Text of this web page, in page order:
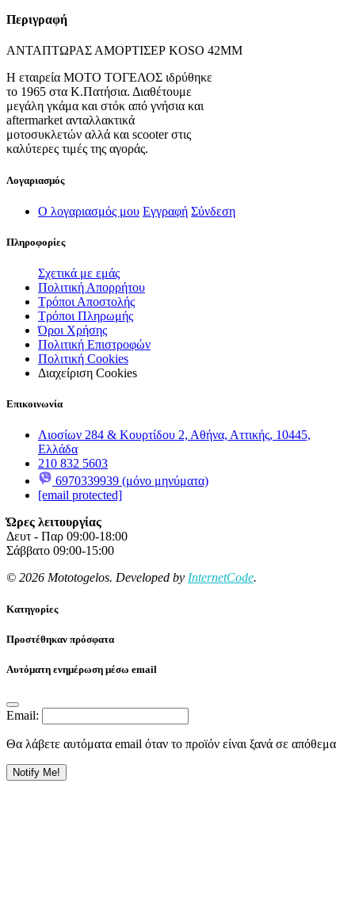
Περιγραφή
ΑΝΤΑΠΤΩΡΑΣ ΑΜΟΡΤΙΣΕΡ KOSO 42MM
Η εταιρεία ΜΟΤΟ ΤΟΓΕΛΟΣ ιδρύθηκε
το 1965 στα Κ.Πατήσια. Διαθέτουμε
μεγάλη γκάμα και στόκ από γνήσια και
aftermarket ανταλλακτικά
μοτοσυκλετών αλλά και scooter στις
καλύτερες τιμές της αγοράς.
Λογαριασμός
Ο λογαριασμός μου Εγγραφή Σύνδεση
Πληροφορίες
Σχετικά με εμάς
Πολιτική Απορρήτου
Τρόποι Αποστολής
Τρόποι Πληρωμής
Όροι Χρήσης
Πολιτική Επιστροφών
Πολιτική Cookies
Διαχείριση Cookies
Επικοινωνία
Λιοσίων 284 & Κουρτίδου 2, Αθήνα, Αττικής, 10445,
Ελλάδα
210 832 5603
6970339939 (μόνο μηνύματα)
[email protected]
Ώρες λειτουργίας
Δευτ - Παρ 09:00-18:00
Σάββατο 09:00-15:00
© 2026 Mototogelos. Developed by InternetCode.
Κατηγορίες
Προστέθηκαν πρόσφατα
Αυτόματη ενημέρωση μέσω email
Email:
Θα λάβετε αυτόματα email όταν το προϊόν είναι ξανά σε απόθεμα
Notify Me!